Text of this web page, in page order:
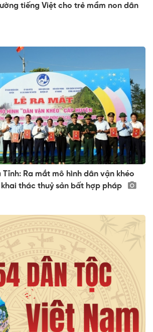
tiếng Việt cho trẻ mầm non dân
Tĩnh: Ra mắt mô hình dân vận khéo
thác thuỷ sản bất hợp pháp